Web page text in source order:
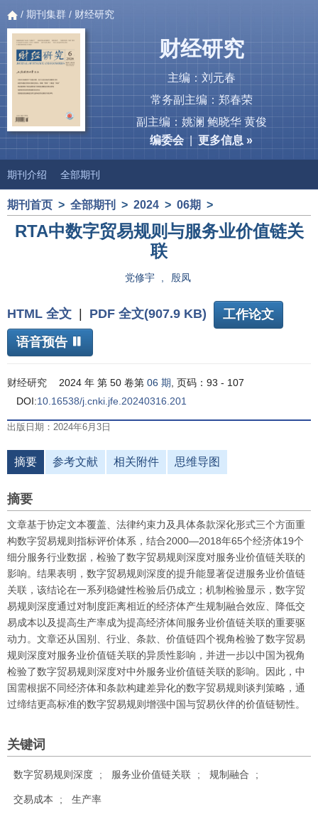
/ 期刊集群 / 财经研究
财经研究
主编：刘元春
常务副主编：郑春荣
副主编：姚澜 鲍晓华 黄俊
编委会|更多信息 »
期刊介绍 全部期刊
期刊首页 > 全部期刊 > 2024 > 06期 >
RTA中数字贸易规则与服务业价值链关
联
党修宇 殷凤
HTML 全文 PDF 全文(907.9 KB)
工作论文
语音预告
财经研究 2024 年 第 50 卷第 06 期 , 页码：93 - 107
DOI:10.16538/j.cnki.jfe.20240316.201
出版日期：2024年6月3日
摘要 参考文献 相关附件 思维导图
摘要
文章基于协定文本覆盖、法律约束力及具体条款深化形式三个方面重
构数字贸易规则指标评价体系，结合2000—2018年65个经济体19个
细分服务行业数据，检验了数字贸易规则深度对服务业价值链关联的
影响。结果表明，数字贸易规则深度的提升能显著促进服务业价值链
关联，该结论在一系列稳健性检验后仍成立；机制检验显示，数字贸
易规则深度通过对制度距离相近的经济体产生规制融合效应、降低交
易成本以及提高生产率成为提高经济体间服务业价值链关联的重要驱
动力。文章还从国别、行业、条款、价值链四个视角检验了数字贸易
规则深度对服务业价值链关联的异质性影响，并进一步以中国为视角
检验了数字贸易规则深度对中外服务业价值链关联的影响。因此，中
国需根据不同经济体和条款构建差异化的数字贸易规则谈判策略，通
过缔结更高标准的数字贸易规则增强中国与贸易伙伴的价值链韧性。
关键词
数字贸易规则深度 ; 服务业价值链关联 ; 规制融合 ;
交易成本 ; 生产率